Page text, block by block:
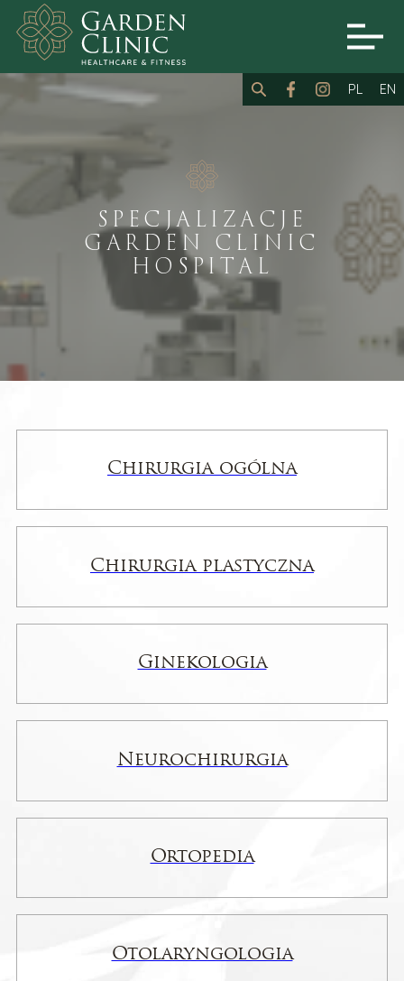
PL EN
SPECJALIZACJE
GARDEN CLINIC
HOSPITAL
Chirurgia ogólna
Chirurgia plastyczna
Ginekologia
Neurochirurgia
Ortopedia
Otolaryngologia